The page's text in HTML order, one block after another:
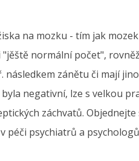
na mozku - tím jak
normální počet",
zánětu či mají
byla negativní, lze s velkou
záchvatů.
péči psychiatrů a